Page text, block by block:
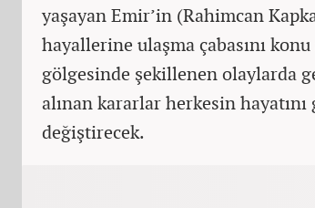
yaşayan Emir’in (Rahimcan
hayallerine ulaşma çabasını
gölgesinde şekillenen olaylarda
alınan kararlar herkesin
değiştirecek.